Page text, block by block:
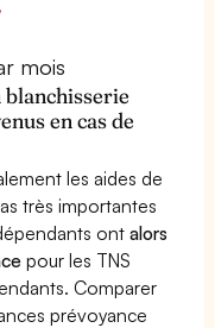
mois
blanchisserie
en cas de
les aides de
très importantes
ontalors
pour les TNS
Comparer
prévoyance